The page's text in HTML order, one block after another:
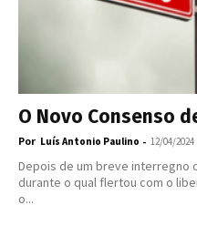
O Novo Consenso
Por Luís Antonio Paulino - 12/04/2024
Depois de um breve interregno
durante o qual flertou com o
o...